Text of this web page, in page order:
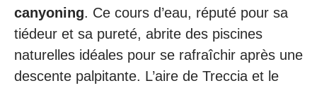
canyoning. Ce cours d’eau, réputé pour sa
tiédeur et sa pureté, abrite des piscines
naturelles idéales pour se rafraîchir après une
descente palpitante. L’aire de Treccia et le